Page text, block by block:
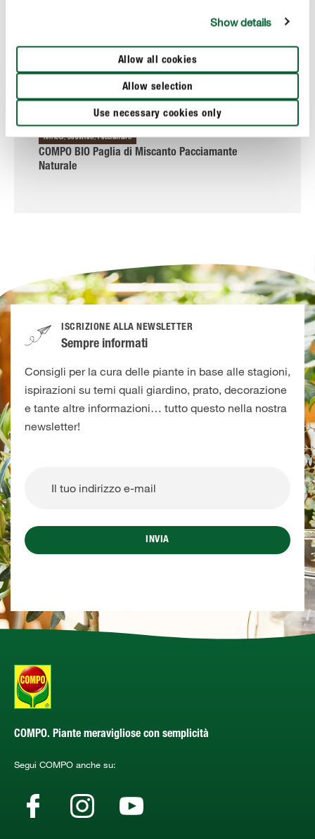
Show details
Allow all cookies
Allow selection
Use necessary cookies only
Terricci, Substrati, Pacciamanti
COMPO BIO Paglia di Miscanto Pacciamante
Naturale
ISCRIZIONE ALLA NEWSLETTER
Sempre informati
Consigli per la cura delle piante in base alle stagioni,
ispirazioni su temi quali giardino, prato, decorazione
e tante altre informazioni… tutto questo nella nostra
newsletter!
INVIA
COMPO. Piante meravigliose con semplicità
Segui COMPO anche su: